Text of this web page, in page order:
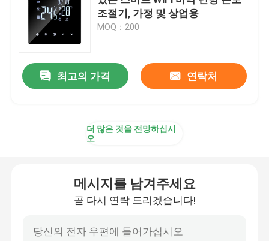
무선 원격 제어 스위치 장치
지그비 터치 스위치
지그비 현명한 소켓
홈킷 현명한 소켓
조절기, 가정 및 상업용
MOQ：200
최고의 가격 연락처
더 많은 것을 전망하십시
오
메시지를 남겨주세요
곧 다시 연락 드리겠습니다!